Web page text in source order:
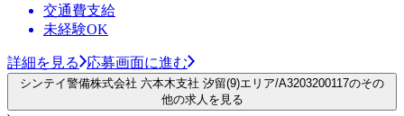
交通費支給
未経験OK
詳細を見る 応募画面に進む
シンテイ警備株式会社 六本木支社 汐留(9)エリア/A3203200117のその
他の求人を見る